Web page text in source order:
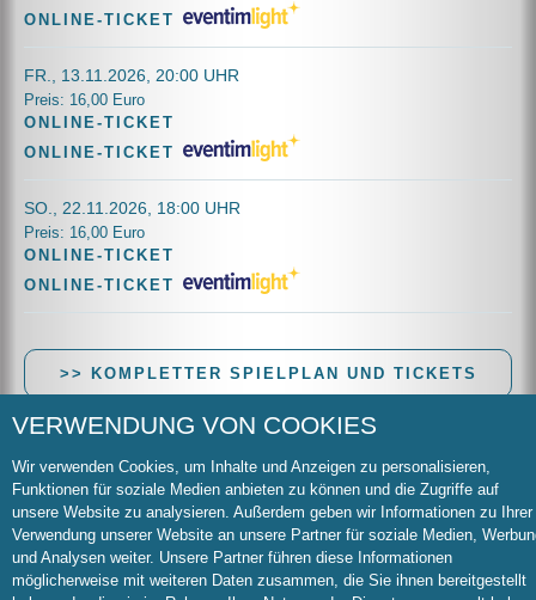
ONLINE-TICKET
FR., 13.11.2026, 20:00 UHR
Preis: 16,00 Euro
ONLINE-TICKET
ONLINE-TICKET
SO., 22.11.2026, 18:00 UHR
Preis: 16,00 Euro
ONLINE-TICKET
ONLINE-TICKET
>> KOMPLETTER SPIELPLAN UND TICKETS
Wichtige Informationen zur Online-Buchung:
Die Zahlung im Onlineshop kann per Paypal oder
Überweisung erfolgen. Online-Tickets zzgl. 1 EUR
Systemgebühr pro Ticket. Bei Eventim können die
Systemgebühren variieren.Beim Kauf an der Theaterkasse
VERWENDUNG VON COOKIES
Wir verwenden Cookies, um Inhalte und Anzeigen zu personalisieren,
Funktionen für soziale Medien anbieten zu können und die Zugriffe auf
unsere Website zu analysieren. Außerdem geben wir Informationen zu Ihrer
Verwendung unserer Website an unsere Partner für soziale Medien,
und Analysen weiter. Unsere Partner führen diese Informationen
möglicherweise mit weiteren Daten zusammen, die Sie ihnen bereitgestellt